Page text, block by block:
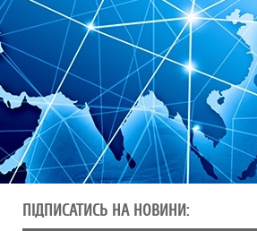
ПІДПИСАТИСЬ НА НОВИНИ: